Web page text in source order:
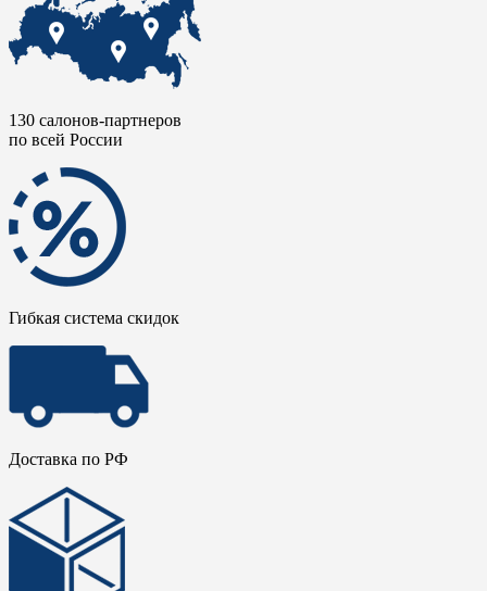
130 салонов-партнеров
по всей России
Гибкая система скидок
Доставка по РФ